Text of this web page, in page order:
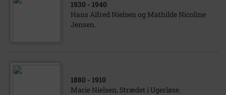
1930 - 1940
Hans Alfred Nielsen og Mathilde Nicoline
Jensen.
1880 - 1910
Marie Nielsen, Strædet i Ugerløse.